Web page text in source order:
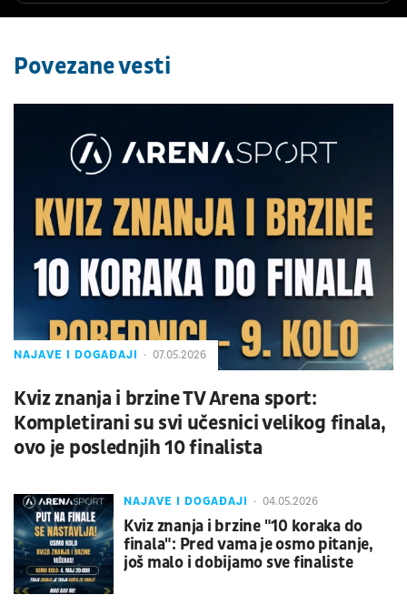
Povezane vesti
NAJAVE I DOGAĐAJI 07.05.2026
Kviz znanja i brzine TV Arena sport:
Kompletirani su svi učesnici velikog finala,
ovo je poslednjih 10 finalista
NAJAVE I DOGAĐAJI 04.05.2026
Kviz znanja i brzine "10 koraka do
finala": Pred vama je osmo pitanje,
još malo i dobijamo sve finaliste